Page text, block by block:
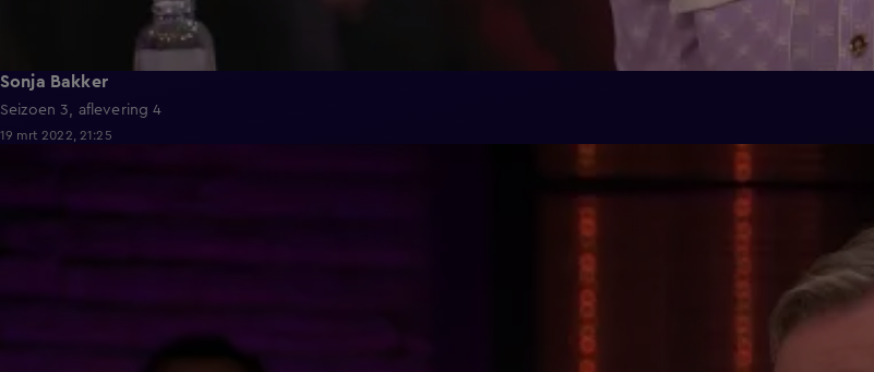
Sonja Bakker
Seizoen 3, aflevering 4
19 mrt 2022, 21:25